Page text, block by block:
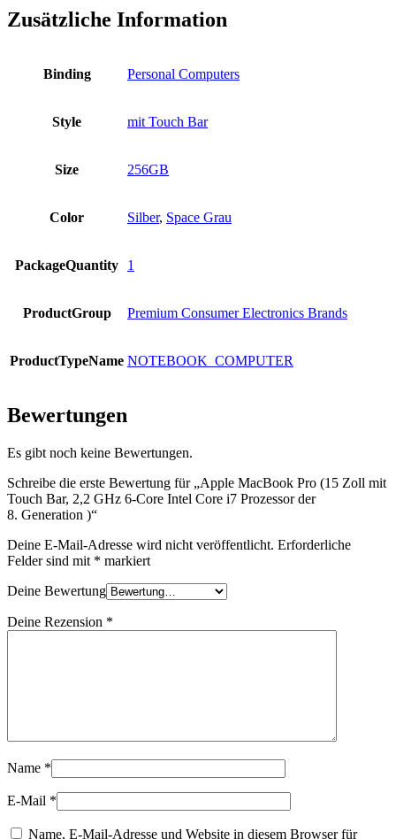
Zusätzliche Information
Binding Personal Computers
Style mit Touch Bar
Size 256GB
Color Silber, Space Grau
PackageQuantity 1
ProductGroup Premium Consumer Electronics Brands
ProductTypeName NOTEBOOK_COMPUTER
Bewertungen
Es gibt noch keine Bewertungen.
Schreibe die erste Bewertung für „Apple MacBook Pro (15 Zoll mit
Touch Bar, 2,2 GHz 6‑Core Intel Core i7 Prozessor der
8. Generation )“
Deine E-Mail-Adresse wird nicht veröffentlicht. Erforderliche
Felder sind mit * markiert
Deine Bewertung
Deine Rezension *
Name *
E-Mail *
Name, E-Mail-Adresse und Website in diesem Browser für